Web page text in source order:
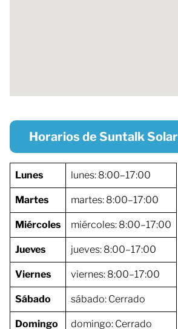
Horarios de Suntalk Solar
Lunes lunes: 8:00–17:00
Martes martes: 8:00–17:00
Miércoles miércoles: 8:00–17:00
Jueves jueves: 8:00–17:00
Viernes viernes: 8:00–17:00
Sábado sábado: Cerrado
Domingo domingo: Cerrado